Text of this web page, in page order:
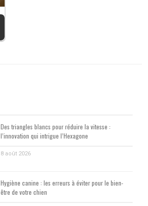
Des triangles blancs pour réduire la vitesse :
l’innovation qui intrigue l’Hexagone
8 août 2026
Hygiène canine : les erreurs à éviter pour le bien-
être de votre chien